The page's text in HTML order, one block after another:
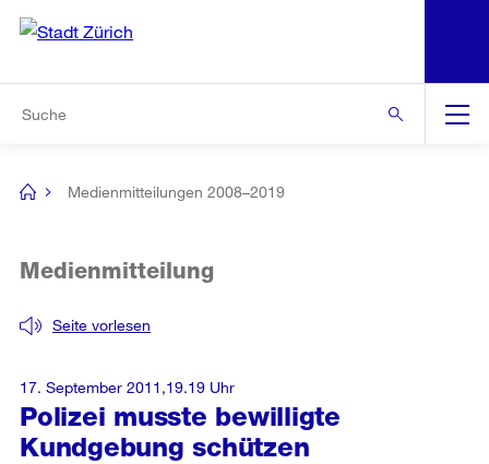
Navigation
[no
Medienmitteilungen 2008–2019
Polizei musste bewilligte
Kundgebung schützen
Seite vorlesen
Medienmitteilung
17. September 2011,19.19 Uhr